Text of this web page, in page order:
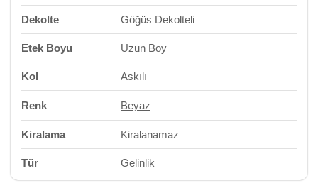
Dekolte Göğüs Dekolteli
Etek Boyu Uzun Boy
Kol Askılı
Renk Beyaz
Kiralama Kiralanamaz
Tür Gelinlik